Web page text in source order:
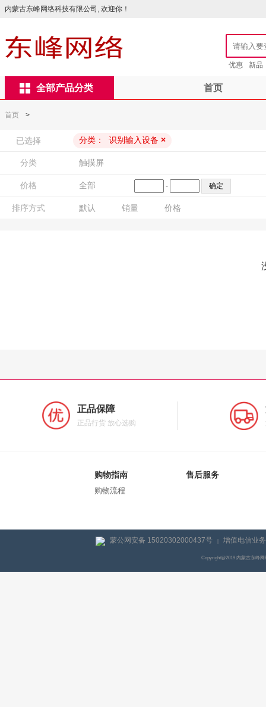
内蒙古东峰网络科技有限公司, 欢迎你！
优惠 新品
全部产品分类 首页
首页 >
已选择 分类： 识别输入设备 ×
分类 触摸屏
价格 全部 -
排序方式 默认 销量 价格
正品保障
正品行货 放心选购
购物指南
购物流程
售后服务
蒙公网安备 15020302000437号 | 增值电信业
Copyright@2019 内蒙古东峰